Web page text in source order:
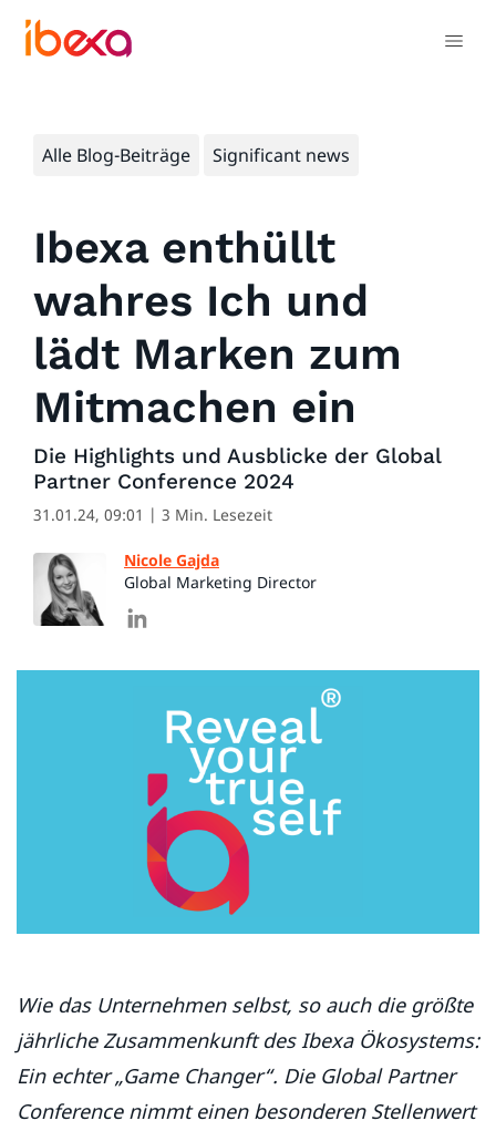
Alle Blog-Beiträge Significant news
Ibexa enthüllt
wahres Ich und
lädt Marken zum
Mitmachen ein
Die Highlights und Ausblicke der Global
Partner Conference 2024
31.01.24, 09:01 | 3 Min. Lesezeit
Nicole Gajda
Global Marketing Director
Wie das Unternehmen selbst, so auch die größte
jährliche Zusammenkunft des Ibexa Ökosystems:
Ein echter „Game Changer“. Die Global Partner
Conference nimmt einen besonderen Stellenwert